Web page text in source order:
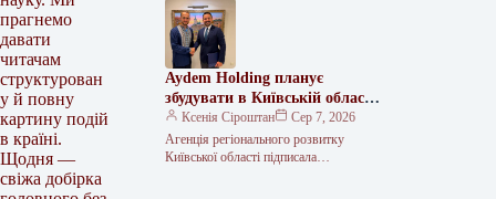
прагнемо
давати
читачам
структурован
у й повну
картину подій
в країні.
Щодня —
свіжа добірка
зокрема й в Україні. Відтепер
користувачі…
Aydem Holding планує
збудувати в Київській області
до 100 МВт відновлюваних
джерел енергії
Ксенія Сіроштан
Сер 7, 2026
Агенція регіонального розвитку
Київської області підписала